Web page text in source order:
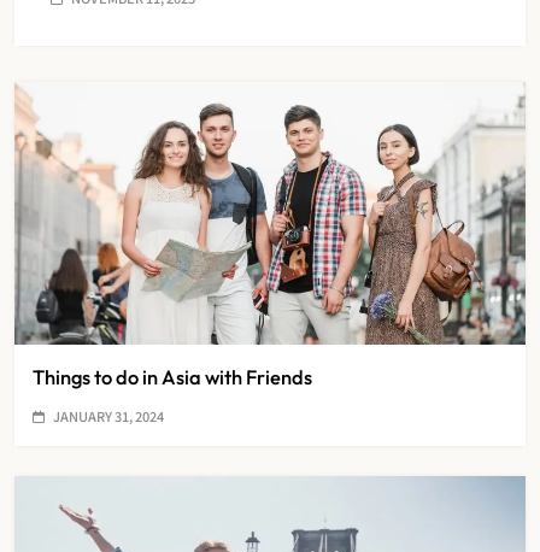
Things to do in Asia with Friends
JANUARY 31, 2024